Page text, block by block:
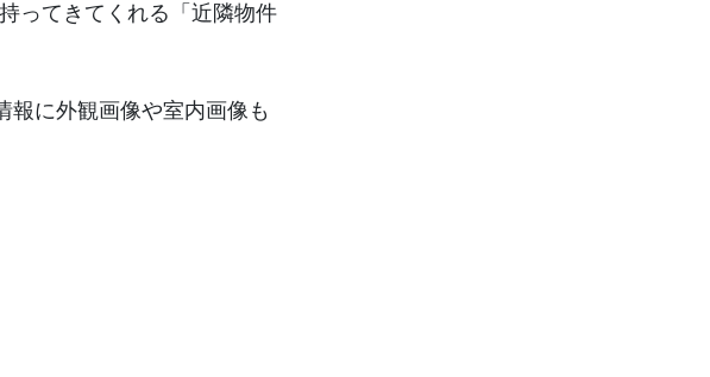
ってきてくれる「近隣物件
報に外観画像や室内画像も